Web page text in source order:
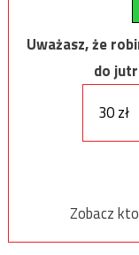
Uważasz, że
do
30 zł
Zobacz